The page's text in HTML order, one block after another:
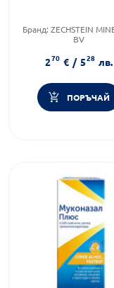
Бранд: ZECHSTEIN
BV
Форма на продукта:
270 € / 528 лв.
ПОРЪЧАЙ